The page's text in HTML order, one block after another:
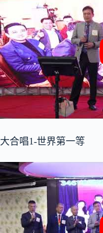
大合唱1-世界第一等